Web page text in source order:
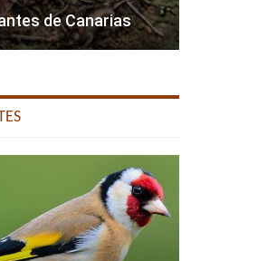
de Canarias